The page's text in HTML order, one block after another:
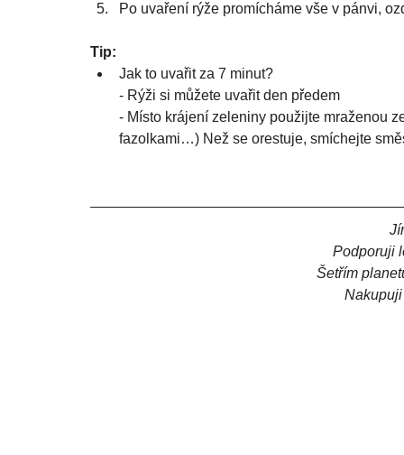
Po uvaření rýže promícháme vše v pánvi,
Tip:
Jak to uvařit za 7 minut?
- Rýži si můžete uvařit den předem
- Místo krájení zeleniny použijte mraženou
fazolkami…) Než se orestuje, smíchejte
Podporuji
Šetřím